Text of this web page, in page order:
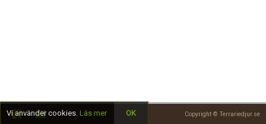
Copyright © Terrariedjur.se
Vi använder cookies. Läs mer OK